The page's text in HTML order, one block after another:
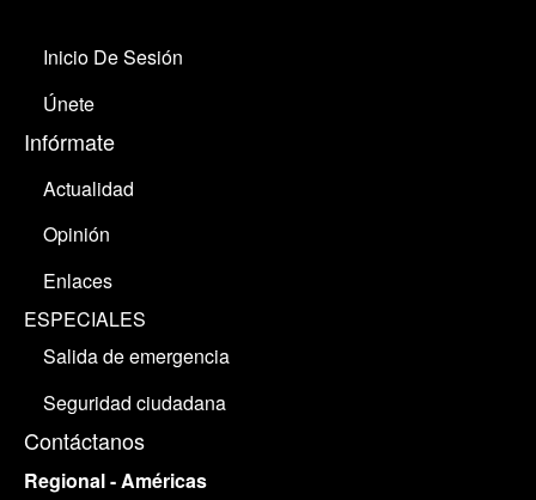
Inicio De Sesión
Únete
Infórmate
Actualidad
Opinión
Enlaces
ESPECIALES
Salida de emergencia
Seguridad ciudadana
Contáctanos
Regional - Américas